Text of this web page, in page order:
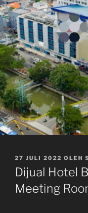
DIPOSKAN
PADA
27 JULI 2022 OLEH
Dijual Hotel
Meeting